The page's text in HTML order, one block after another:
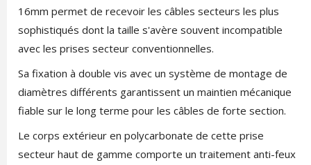
16mm permet de recevoir les câbles secteurs les plus
sophistiqués dont la taille s'avère souvent incompatible
avec les prises secteur conventionnelles.
Sa fixation à double vis avec un système de montage de
diamètres différents garantissent un maintien mécanique
fiable sur le long terme pour les câbles de forte section.
Le corps extérieur en polycarbonate de cette prise
secteur haut de gamme comporte un traitement anti-feux